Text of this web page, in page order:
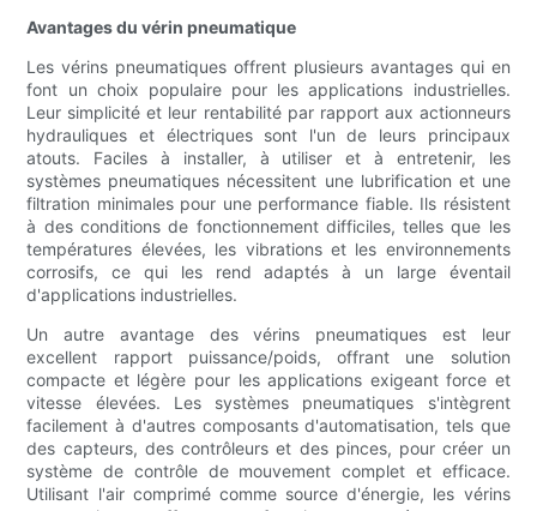
Avantages du vérin pneumatique
Les vérins pneumatiques offrent plusieurs avantages qui en
font un choix populaire pour les applications industrielles.
Leur simplicité et leur rentabilité par rapport aux actionneurs
hydrauliques et électriques sont l'un de leurs principaux
atouts. Faciles à installer, à utiliser et à entretenir, les
systèmes pneumatiques nécessitent une lubrification et une
filtration minimales pour une performance fiable. Ils résistent
à des conditions de fonctionnement difficiles, telles que les
températures élevées, les vibrations et les environnements
corrosifs, ce qui les rend adaptés à un large éventail
d'applications industrielles.
Un autre avantage des vérins pneumatiques est leur
excellent rapport puissance/poids, offrant une solution
compacte et légère pour les applications exigeant force et
vitesse élevées. Les systèmes pneumatiques s'intègrent
facilement à d'autres composants d'automatisation, tels que
des capteurs, des contrôleurs et des pinces, pour créer un
système de contrôle de mouvement complet et efficace.
Utilisant l'air comprimé comme source d'énergie, les vérins